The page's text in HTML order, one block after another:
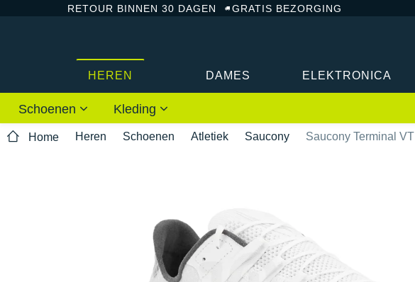
RETOUR BINNEN 30 DAGEN GRATIS BEZORGING
HEREN DAMES ELEKTRONICA
Schoenen Kleding
Home Heren Schoenen Atletiek Saucony Saucony Terminal VT